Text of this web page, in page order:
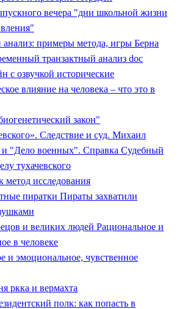
вечера "дни школьной жизни
анализ: примеры метода, игры Берна
транзактный анализ doc
с озвучкой исторические
влияние на человека – что это в
закон"
Следствие и суд. Михаил
и "Дело военных". Справка Судебный
тухачевского
метод исследования
пиратки Пираты захватили
и великих людей Рациональное и
в человеке
и эмоциональное, чувственное
ркка и вермахта
полк: как попасть в